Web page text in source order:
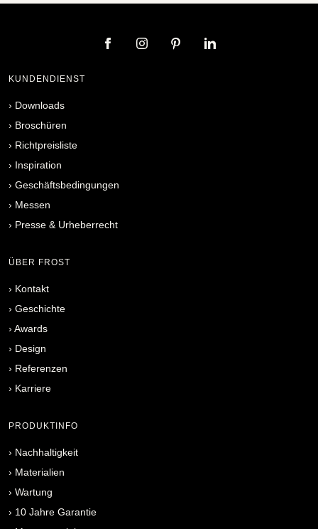
KUNDENDIENST
› Downloads
› Broschüren
› Richtpreisliste
› Inspiration
› Geschäftsbedingungen
› Messen
› Presse & Urheberrecht
ÜBER FROST
› Kontakt
› Geschichte
› Awards
› Design
› Referenzen
› Karriere
PRODUKTINFO
› Nachhaltigkeit
› Materialien
› Wartung
› 10 Jahre Garantie